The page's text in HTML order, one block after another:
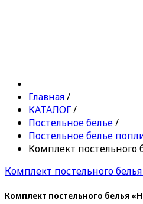
Главная/
КАТАЛОГ/
Постельное белье/
Постельное белье
Комплект постельного
Комплект постельного
Комплект постельного белья